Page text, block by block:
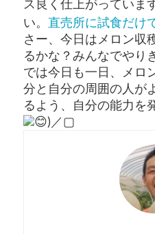
ス良く仕上がっていま
い。 直売所に試食だけ
さー、今日はメロン収
るかな？みんなでやり
では今日も一日、メロ
分と自分の周囲の人が
るよう、自分の能力を
)／▢